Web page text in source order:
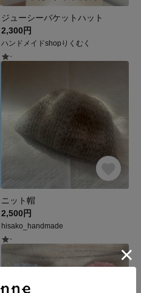
ジューシーバケットハット
2,300円
ハンドメイドshopりくむく
-
ニット帽
2,500円
hisako_handmade
-